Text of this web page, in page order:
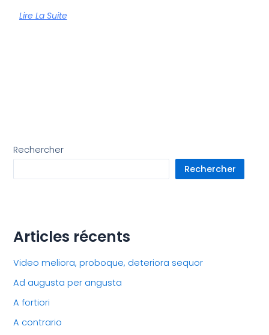
Lire La Suite
Rechercher
Rechercher
Articles récents
Video meliora, proboque, deteriora sequor
Ad augusta per angusta
A fortiori
A contrario